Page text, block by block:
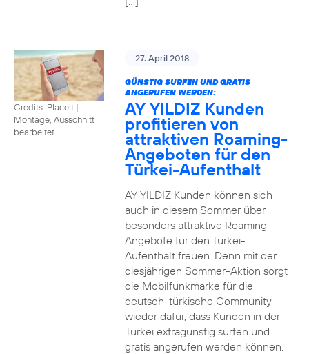
Credits: Placeit |
Montage, Ausschnitt
bearbeitet
27. April 2018
GÜNSTIG SURFEN UND GRATIS
ANGERUFEN WERDEN:
AY YILDIZ Kunden
profitieren von
attraktiven Roaming-
Angeboten für den
Türkei-Aufenthalt
AY YILDIZ Kunden können sich
auch in diesem Sommer über
besonders attraktive Roaming-
Angebote für den Türkei-
Aufenthalt freuen. Denn mit der
diesjährigen Sommer-Aktion sorgt
die Mobilfunkmarke für die
deutsch-türkische Community
wieder dafür, dass Kunden in der
Türkei extragünstig surfen und
gratis angerufen werden können.